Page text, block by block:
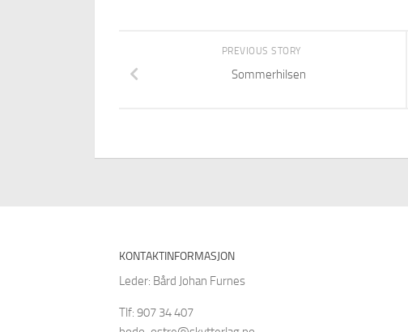
PREVIOUS STORY
Sommerhilsen
KONTAKTINFORMASJON
Leder: Bård Johan Furnes
Tlf: 907 34 407